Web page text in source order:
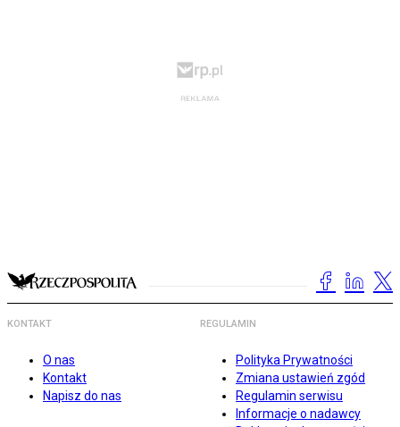
KONTAKT
O nas
Kontakt
Napisz do nas
REGULAMIN
Polityka Prywatności
Zmiana ustawień zgód
Regulamin serwisu
Informacje o nadawcy